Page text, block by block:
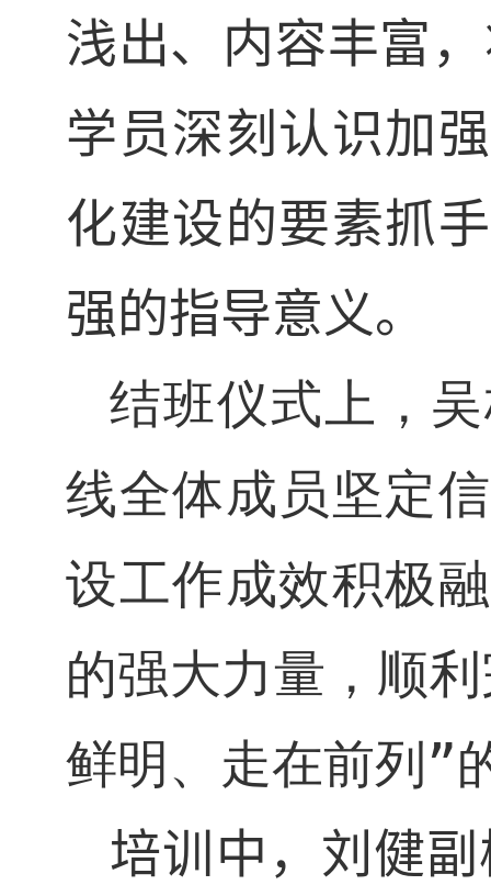
浅出、内容丰富
学员深刻认识加
化建设的要素抓
强的指导意义。
结班仪式上，
线全体成员坚定
设工作成效积极
的强大力量，顺
鲜明、走在前列”
培训中， 刘健